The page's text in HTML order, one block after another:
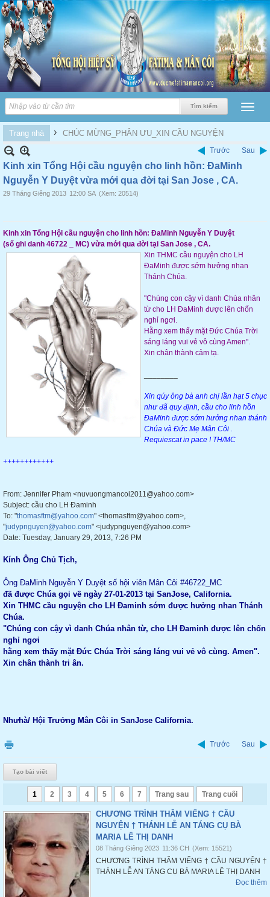
Trang nhà › CHÚC MỪNG_PHÂN ƯU_XIN CẦU NGUYỆN
Trước Sau
Kinh xin Tổng Hội cầu nguyện cho linh hồn: ĐaMinh
Nguyễn Y Duyệt vừa mới qua đời tại San Jose , CA.
29 Tháng Giêng 2013 12:00 SA (Xem: 20514)
Kinh xin Tổng Hội cầu nguyện cho linh hồn: ĐaMinh Nguyễn Y Duyệt
(số ghi danh 46722 _ MC) vừa mới qua đời tại San Jose , CA.
Xin THMC cầu nguyện cho LH
ĐaMinh được sớm hưởng nhan
Thánh Chúa.
"Chúng con cậy vì danh Chúa nhân
từ cho LH ĐaMinh được lên chốn
nghỉ ngơi.
Hằng xem thấy mặt Đức Chúa Trời
sáng láng vui vẻ vô cùng Amen".
Xin chân thành cảm tạ.
Xin qúy ông bà anh chị lần hạt 5 chục
như đã quy định, cầu cho linh hồn
ĐaMinh được sớm hưởng nhan thánh
Chúa và Đức Mẹ Mân Côi .
Requiescat in pace ! TH/MC
++++++++++++
From: Jennifer Pham <nuvuongmancoi2011@yahoo.com>
Subject: cầu cho LH Đaminh
To: "thomasftm@yahoo.com" <thomasftm@yahoo.com>,
"judypnguyen@yahoo.com" <judypnguyen@yahoo.com>
Date: Tuesday, January 29, 2013, 7:26 PM
Kính Ông Chủ Tịch,
Ông ĐaMinh Nguyễn Y Duyệt số hội viên Mân Côi #46722_MC
đã được Chúa gọi về ngày 27-01-2013 tại SanJose, California.
Xin THMC cầu nguyện cho LH Đaminh sớm được hưởng nhan Thánh
Chúa.
"Chúng con cậy vì danh Chúa nhân từ, cho LH Đaminh được lên chốn
nghỉ ngơi
hằng xem thấy mặt Đức Chúa Trời sáng láng vui vẻ vô cùng. Amen".
Xin chân thành tri ân.
Nhưhà/ Hội Trưởng Mân Côi in SanJose California.
Trước Sau
Tạo bài viết
1 2 3 4 5 6 7 Trang sau Trang cuối
CHƯƠNG TRÌNH THĂM VIẾNG † CẦU
NGUYỆN † THÁNH LỄ AN TÁNG CỤ BÀ
MARIA LÊ THỊ DANH
08 Tháng Giêng 2023 11:36 CH (Xem: 15521)
CHƯƠNG TRÌNH THĂM VIẾNG † CẦU NGUYỆN †
THÁNH LỄ AN TÁNG CỤ BÀ MARIA LÊ THỊ DANH
Đọc thêm